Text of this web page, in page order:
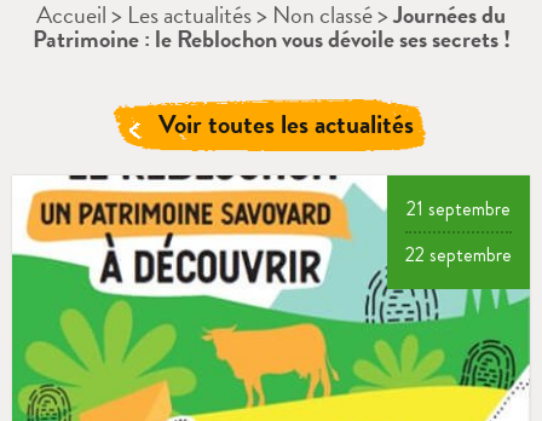
Accueil> Les actualités> Non classé>Journées du
Patrimoine : le Reblochon vous dévoile ses secrets !
Voir toutes les actualités
21 septembre
22 septembre